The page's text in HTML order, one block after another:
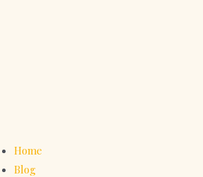
Home
Blog